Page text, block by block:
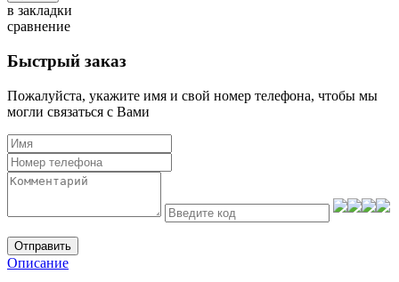
в закладки
сравнение
Быстрый заказ
Пожалуйста, укажите имя и свой номер телефона, чтобы мы
могли связаться с Вами
Отправить
Описание